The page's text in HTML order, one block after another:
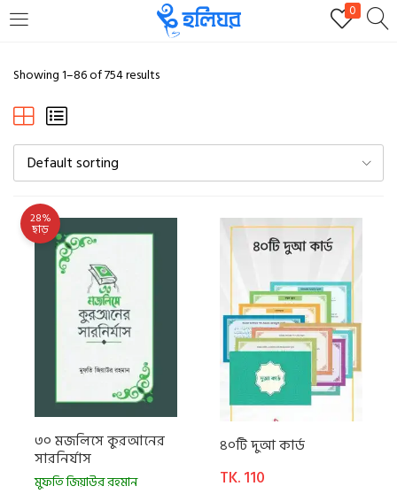
0
REGISTER
Remember me
Lost password?
Showing 1–86 of 754 results
Default sorting
28%
ছাড়
৩০ মজলিসে কুরআনের
সারনির্যাস
মুফতি জিয়াউর রহমান
৪০টি দুআ কার্ড
TK. 110